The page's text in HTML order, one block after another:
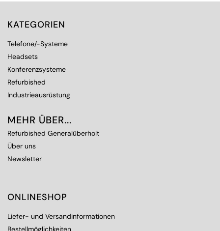
KATEGORIEN
Telefone/-Systeme
Headsets
Konferenzsysteme
Refurbished
Industrieausrüstung
MEHR ÜBER...
Refurbished Generalüberholt
Über uns
Newsletter
ONLINESHOP
Liefer- und Versandinformationen
Bestellmöglichkeiten